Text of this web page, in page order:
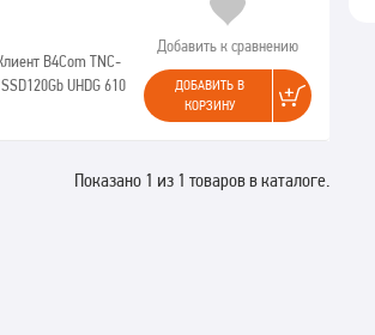
B4Com TNC-
UHDG 610
500 SB1)
Добавить к сравнению
ДОБАВИТЬ В
КОРЗИНУ
Показано 1 из 1 товаров в каталоге.